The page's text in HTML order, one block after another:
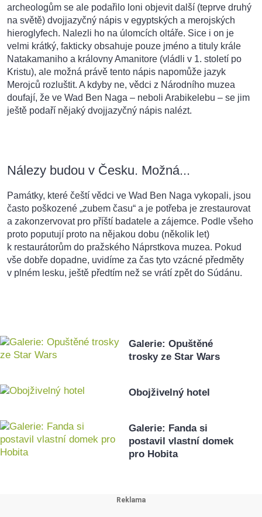
archeologům se ale podařilo loni objevit další (teprve druhý
na světě) dvojjazyčný nápis v egyptských a merojských
hieroglyfech. Nalezli ho na úlomcích oltáře. Sice i on je
velmi krátký, fakticky obsahuje pouze jméno a tituly krále
Natakamaniho a královny Amanitore (vládli v 1. století po
Kristu), ale možná právě tento nápis napomůže jazyk
Merojců rozluštit. A kdyby ne, vědci z Národního muzea
doufají, že ve Wad Ben Naga – neboli Arabikelebu – se jim
ještě podaří nějaký dvojjazyčný nápis nalézt.
Nálezy budou v Česku. Možná...
Památky, které čeští vědci ve Wad Ben Naga vykopali, jsou
často poškozené „zubem času“ a je potřeba je zrestaurovat
a zakonzervovat pro příští badatele a zájemce. Podle všeho
proto poputují proto na nějakou dobu (několik let)
k restaurátorům do pražského Náprstkova muzea. Pokud
vše dobře dopadne, uvidíme za čas tyto vzácné předměty
v plném lesku, ještě předtím než se vrátí zpět do Súdánu.
Galerie: Opuštěné
trosky ze Star Wars
Obojživelný hotel
Galerie: Fanda si
postavil vlastní domek
pro Hobita